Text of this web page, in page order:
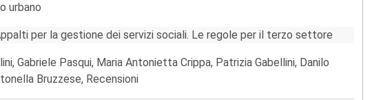
urbano
per la gestione dei servizi sociali. Le regole per il terzo settore
Gabriele Pasqui, Maria Antonietta Crippa, Patrizia Gabellini, Danilo
Bruzzese, Recensioni